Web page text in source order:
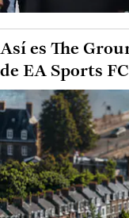
Así es The
de EA Sports